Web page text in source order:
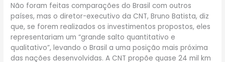
Não foram feitas comparações do Brasil com outros
países, mas o diretor-executivo da CNT, Bruno Batista, diz
que, se forem realizados os investimentos propostos, eles
representariam um “grande salto quantitativo e
qualitativo”, levando o Brasil a uma posição mais próxima
das nações desenvolvidas. A CNT propõe quase 24 mil km